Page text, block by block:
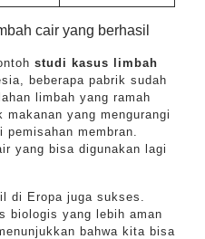
cair yang berhasil
studi kasus limbah
beberapa pabrik sudah
limbah yang ramah
yang mengurangi
pemisahan membran.
yang bisa digunakan lagi
di Eropa juga sukses.
biologis yang lebih aman
bahwa kita bisa